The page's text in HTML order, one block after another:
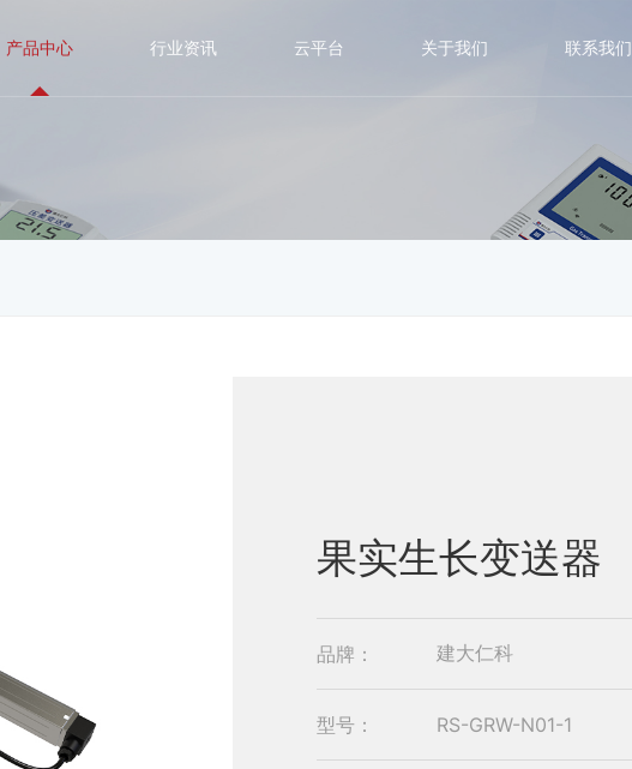
产品中心 行业资讯 云平台 关于我们 联系我们
果实生长变送器
品牌： 建大仁科
型号： RS-GRW-N01-1